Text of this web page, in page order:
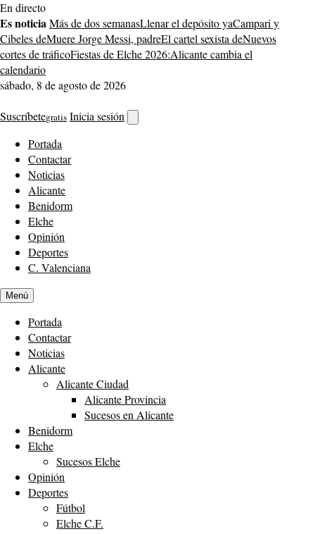
Saltar
al
contenido
En directo
Es noticiaMás de dos semanasLlenar el depósito yaCampari y
Cibeles deMuere Jorge Messi, padreEl cartel sexista deNuevos
cortes de tráficoFiestas de Elche 2026:Alicante cambia el
calendario
sábado, 8 de agosto de 2026
Suscríbetegratis Inicia sesión
buscador
Portada
Contactar
Noticias
Alicante
Benidorm
Elche
Opinión
Deportes
C. Valenciana
Menú
Portada
Contactar
Noticias
Alicante
Alicante Ciudad
Alicante Provincia
Sucesos en Alicante
Benidorm
Elche
Sucesos Elche
Opinión
Deportes
Fútbol
Elche C.F.